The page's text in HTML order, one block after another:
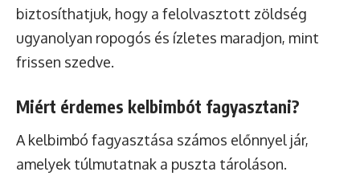
biztosíthatjuk, hogy a felolvasztott zöldség
ugyanolyan ropogós és ízletes maradjon, mint
frissen szedve.
Miért érdemes kelbimbót fagyasztani?
A kelbimbó fagyasztása számos előnnyel jár,
amelyek túlmutatnak a puszta tároláson.